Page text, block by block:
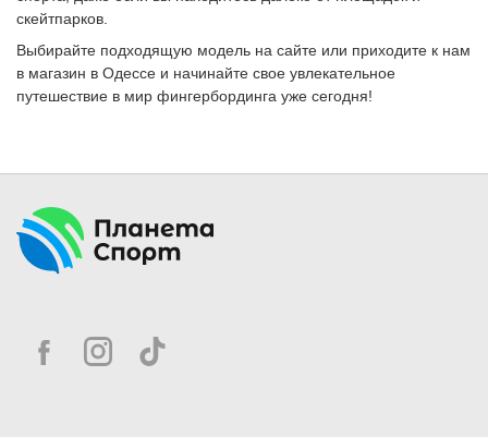
скейтпарков.
Выбирайте подходящую модель на сайте или приходите к нам
в магазин в Одессе и начинайте свое увлекательное
путешествие в мир фингербординга уже сегодня!